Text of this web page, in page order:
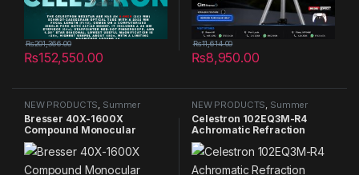
₨152,550.00
₨201,366.00
₨8,950.00
₨11,614.00
NEW PRODUCTS Summer
Sales 2025, Telescope
Bresser 40X-1600X
Compound Monocular
Microscope with
Mechanical Stage and LED
Illumination
NEW PRODUCTS Summer
Sales 2025 ,Telescope
Celestron 102EQ3M-R4
Achromatic Refraction
Telescope High definition
large aperture professional
star viewing deep space